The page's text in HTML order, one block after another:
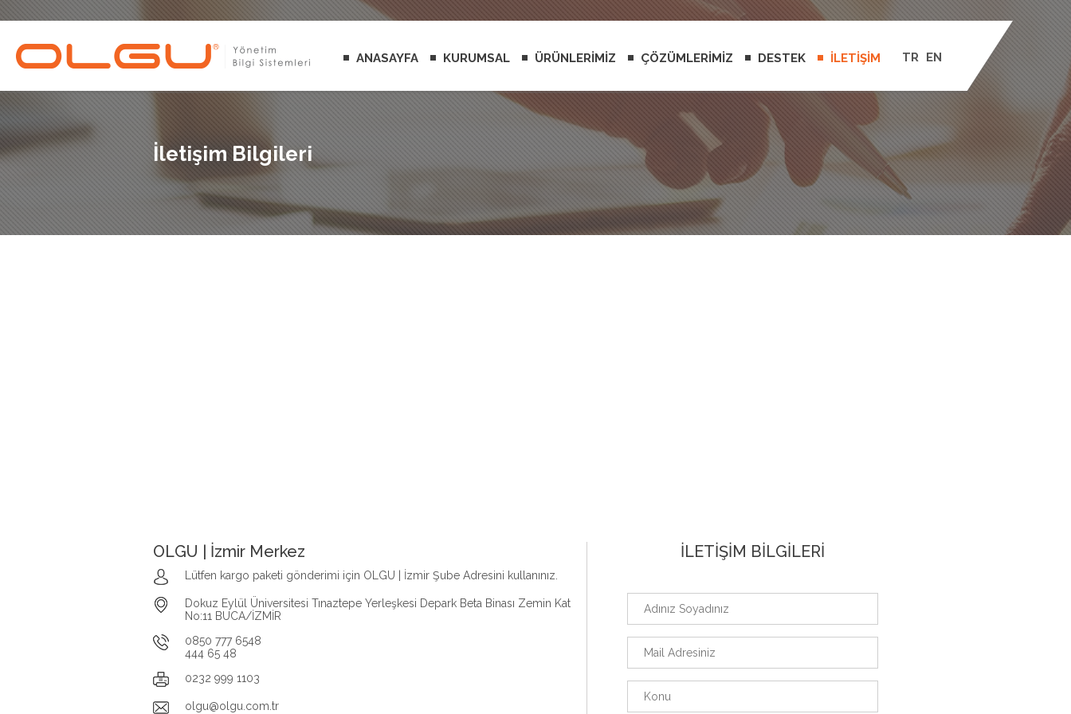
TR EN
ANASAYFA KURUMSAL ÜRÜNLERİMİZ ÇÖZÜMLERİMİZ DESTEK İLETİŞİM
İletişim Bilgileri
OLGU | İzmir Merkez
Lütfen kargo paketi gönderimi için OLGU | İzmir Şube Adresini kullanınız.
Dokuz Eylül Üniversitesi Tınaztepe Yerleşkesi Depark Beta Binası Zemin Kat
No:11 BUCA/İZMİR
0850 777 6548
444 65 48
0232 999 1103
olgu@olgu.com.tr
İLETİŞİM BİLGİLERİ